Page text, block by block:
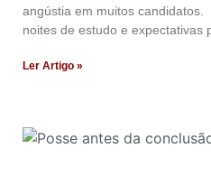
angústia em muitos candidatos.
noites de estudo e expectativas
Ler Artigo »